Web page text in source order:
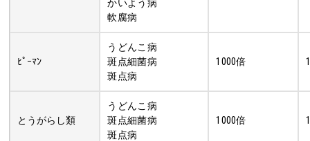
かいよう病
軟腐病
ﾋﾟｰﾏﾝ
うどんこ病
斑点細菌病
斑点病
1000倍
とうがらし類
うどんこ病
斑点細菌病
斑点病
1000倍